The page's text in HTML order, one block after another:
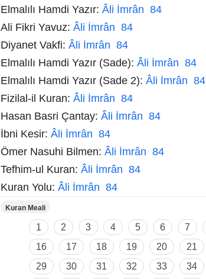
Elmalılı Hamdi Yazır: Âli İmrân 84
Ali Fikri Yavuz: Âli İmrân 84
Diyanet Vakfi: Âli İmrân 84
Elmalılı Hamdi Yazır (Sade): Âli İmrân 84
Elmalılı Hamdi Yazır (Sade 2): Âli İmrân 84
Fizilal-il Kuran: Âli İmrân 84
Hasan Basri Çantay: Âli İmrân 84
İbni Kesir: Âli İmrân 84
Ömer Nasuhi Bilmen: Âli İmrân 84
Tefhim-ul Kuran: Âli İmrân 84
Kuran Yolu: Âli İmrân 84
Kuran Meali
1 2 3 4 5 6 7
16
17 18 19 20 21
29
30 31 32 33 34